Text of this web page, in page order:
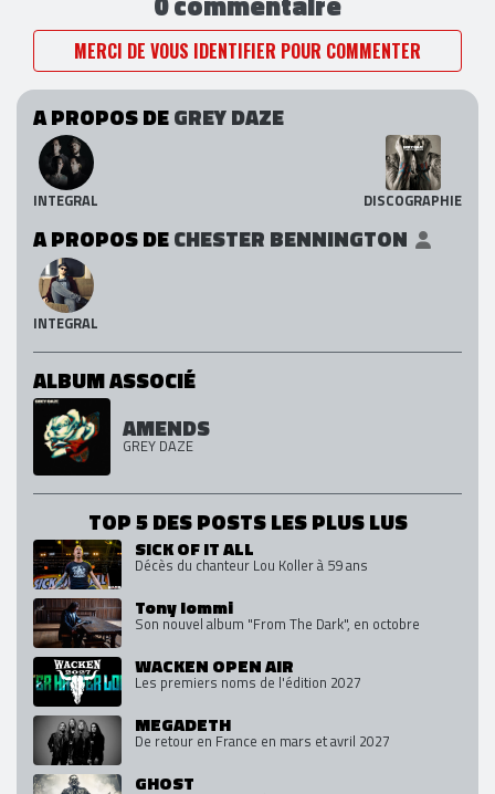
MERCI DE VOUS IDENTIFIER POUR COMMENTER
A PROPOS DEGREY DAZE
INTEGRAL DISCOGRAPHIE
A PROPOS DECHESTER BENNINGTON
INTEGRAL
ALBUM ASSOCIÉ
AMENDS
GREY DAZE
TOP 5 DES POSTS LES PLUS LUS
SICK OF IT ALL
Décès du chanteur Lou Koller à 59 ans
Tony Iommi
Son nouvel album "From The Dark", en octobre
WACKEN OPEN AIR
Les premiers noms de l'édition 2027
MEGADETH
De retour en France en mars et avril 2027
GHOST